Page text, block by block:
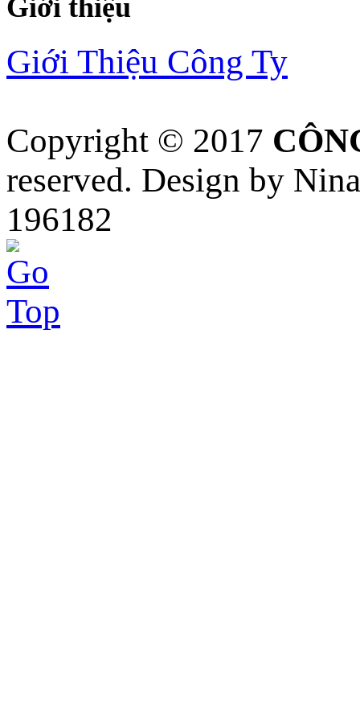
Giới thiệu
Giới Thiệu Công Ty
Copyright © 2017
reserved. Design by
196182